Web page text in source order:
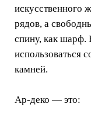
искусственного
рядов, а
спину, как
использоваться
камней.
Ар-деко — это: